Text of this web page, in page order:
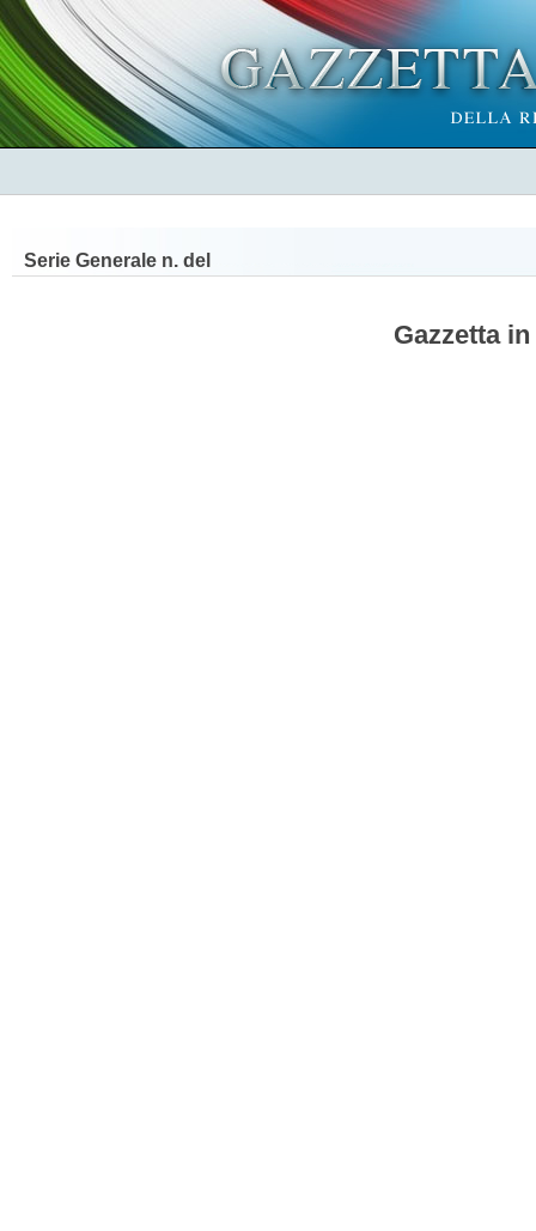
Serie Generale n. del
Gazzetta